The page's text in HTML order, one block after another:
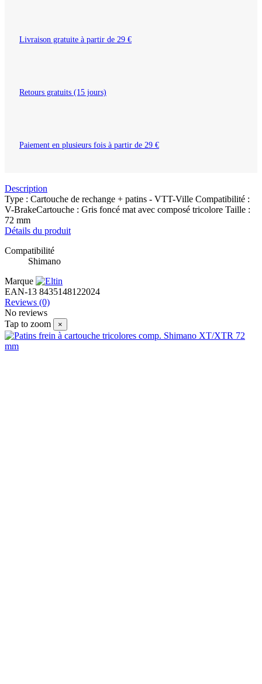
Livraison gratuite à partir de 29 €
Retours gratuits (15 jours)
Paiement en plusieurs fois à partir de 29 €
Description
Type : Cartouche de rechange + patins - VTT-Ville Compatibilité :
V-BrakeCartouche : Gris foncé mat avec composé tricolore Taille :
72 mm
Détails du produit
Compatibilité
Shimano
Marque
EAN-13 8435148122024
Reviews (0)
No reviews
Tap to zoom
×